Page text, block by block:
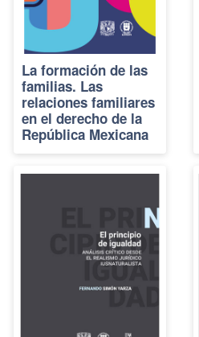
La formación de las
familias. Las
relaciones familiares
en el derecho de la
República Mexicana